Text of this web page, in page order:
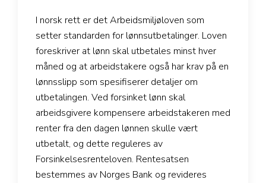
I norsk rett er det Arbeidsmiljøloven som
setter standarden for lønnsutbetalinger. Loven
foreskriver at lønn skal utbetales minst hver
måned og at arbeidstakere også har krav på en
lønnsslipp som spesifiserer detaljer om
utbetalingen. Ved forsinket lønn skal
arbeidsgivere kompensere arbeidstakeren med
renter fra den dagen lønnen skulle vært
utbetalt, og dette reguleres av
Forsinkelsesrenteloven. Rentesatsen
bestemmes av Norges Bank og revideres